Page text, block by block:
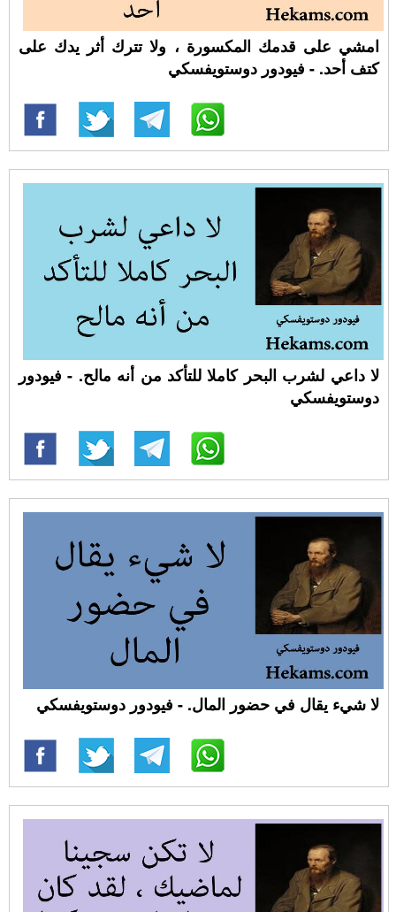
امشي على قدمك المكسورة ، ولا تترك أثر يدك على
كتف أحد. - فيودور دوستويفسكي
لا داعي لشرب البحر كاملا للتأكد من أنه مالح. - فيودور
دوستويفسكي
لا شيء يقال في حضور المال. - فيودور دوستويفسكي